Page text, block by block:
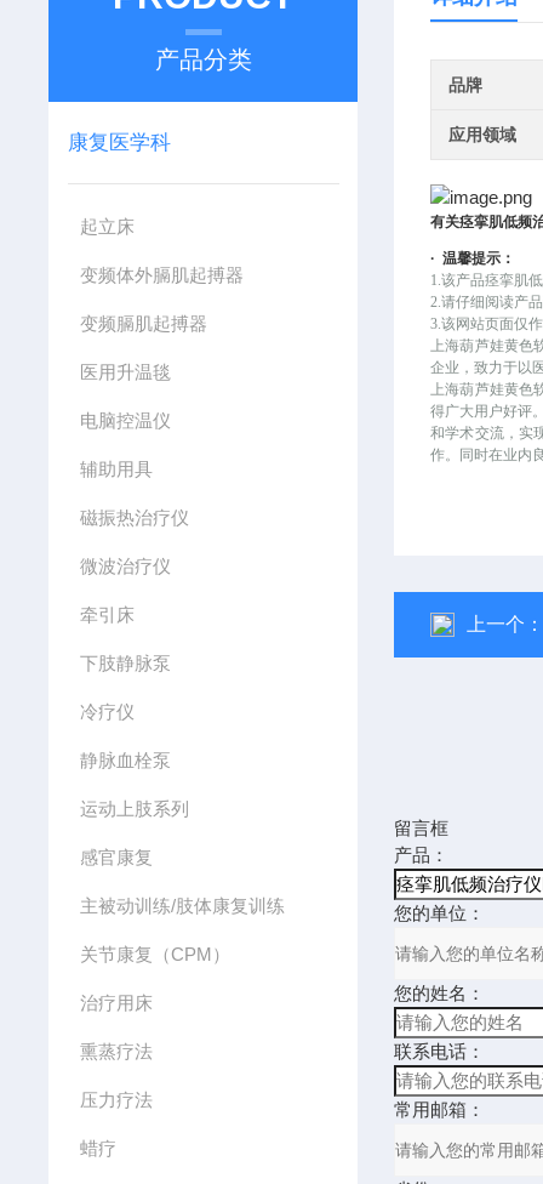
产品分类
康复医学科
起立床
变频体外膈肌起搏器
变频膈肌起搏器
医用升温毯
电脑控温仪
辅助用具
磁振热治疗仪
微波治疗仪
牵引床
下肢静脉泵
冷疗仪
静脉血栓泵
运动上肢系列
感官康复
主被动训练/肢体康复训练
关节康复（CPM）
治疗用床
熏蒸疗法
压力疗法
蜡疗
品牌
应用领域
有关痉挛肌低频
·温馨提示：
1.该产品痉挛肌
2.请仔细阅读产
3.该网站页面仅
上海葫芦娃黄色
企业，致力于以
上海葫芦娃黄色
得广大用户好评
和学术交流，实
作。同时在业内
上一个：
留言框
产品：
您的单位：
您的姓名：
联系电话：
常用邮箱：